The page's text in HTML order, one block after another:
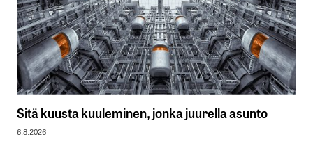
Sitä kuusta kuuleminen, jonka juurella asunto
6.8.2026